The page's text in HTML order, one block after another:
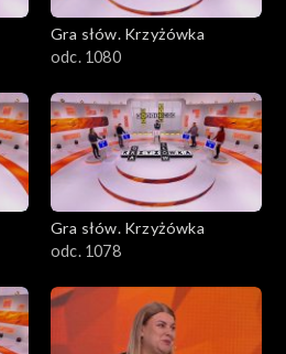
Gra słów. Krzyżówka
odc. 1080
Gra słów. Krzyżówka
odc. 1078